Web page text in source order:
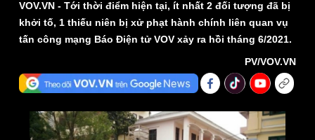
VOV.VN - Tới thời điểm hiện tại, ít nhất 2 đối tượng đã bị
khởi tố, 1 thiếu niên bị xử phạt hành chính liên quan vụ
tấn công mạng Báo Điện tử VOV xảy ra hồi tháng 6/2021.
PV/VOV.VN